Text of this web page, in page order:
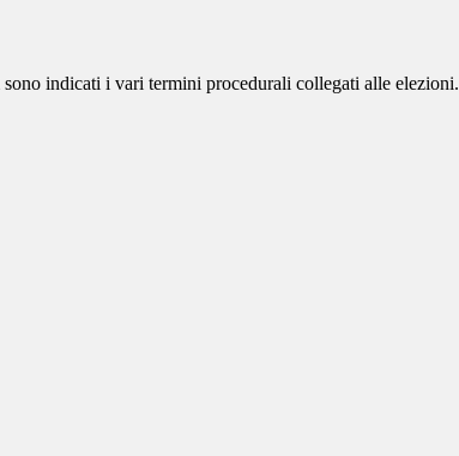
indicati i vari termini procedurali collegati alle elezioni.